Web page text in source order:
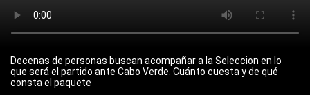
Decenas de personas buscan acompañar a la Seleccion en lo
que será el partido ante Cabo Verde. Cuánto cuesta y de qué
consta el paquete